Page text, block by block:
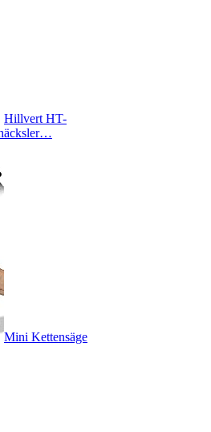
Hillvert HT-
Mini Kettensäge